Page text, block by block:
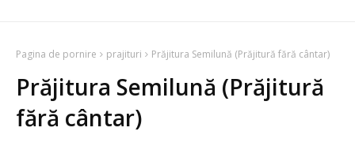
Pagina de pornire prajituri Prăjitura Semilună (Prăjitură fără cântar)
Prăjitura Semilună (Prăjitură
fără cântar)